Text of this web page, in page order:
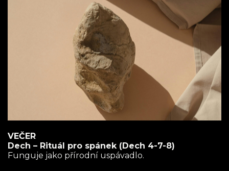
VEČER
Dech – Rituál pro spánek (Dech 4-7-8)
Funguje jako přírodní uspávadlo.